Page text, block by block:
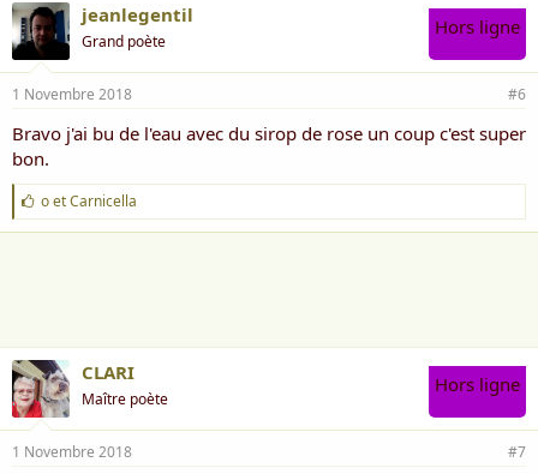
jeanlegentil
Grand poète
Hors ligne
1 Novembre 2018 #6
Bravo j'ai bu de l'eau avec du sirop de rose un coup c'est super
bon.
J
'
a
oetCarnicella
CLARI
Maître poète
Hors ligne
1 Novembre 2018 #7